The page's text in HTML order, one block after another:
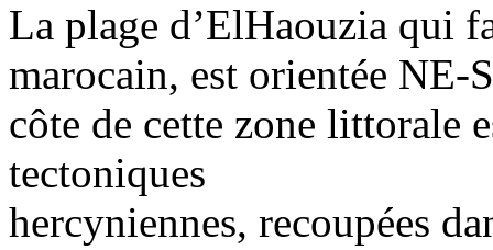
La plage d’ElHaouzia qui
marocain, est orientée NE-
côte de cette zone littorale
tectoniques
hercyniennes, recoupées